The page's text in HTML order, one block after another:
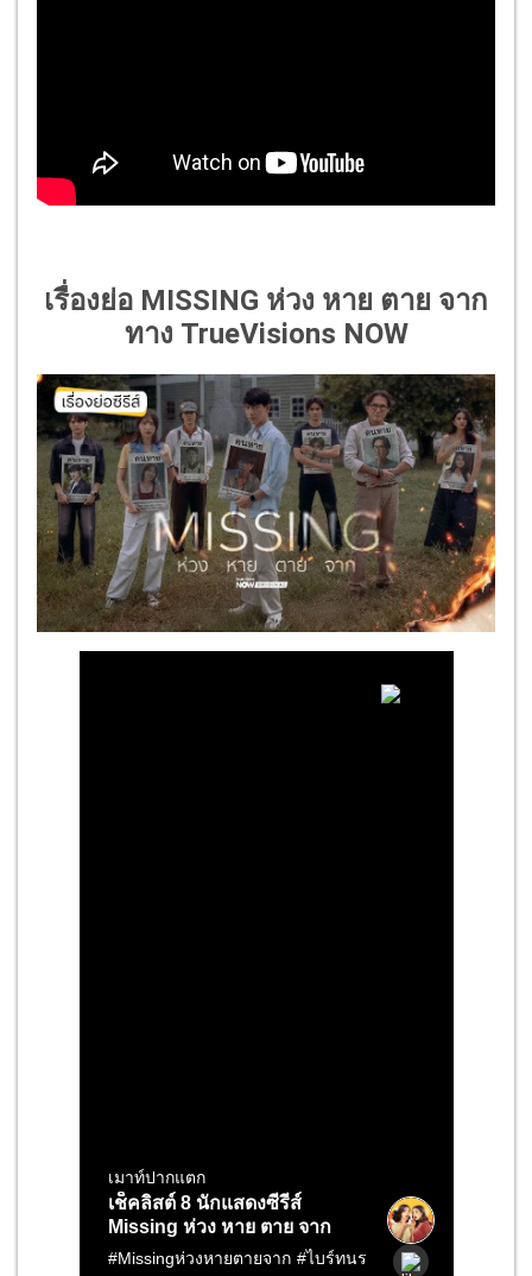
เรื่องย่อ MISSING ห่วง หาย ตาย จาก
ทาง TrueVisions NOW